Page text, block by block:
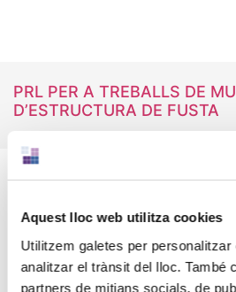
Aquest lloc web utilitza cookies
Utilitzem galetes per
analitzar el trànsit del lloc.
partners de mitjans socials, de
PRL PER A TREBALLS DE
D’ESTRUCTURA DE FUSTA